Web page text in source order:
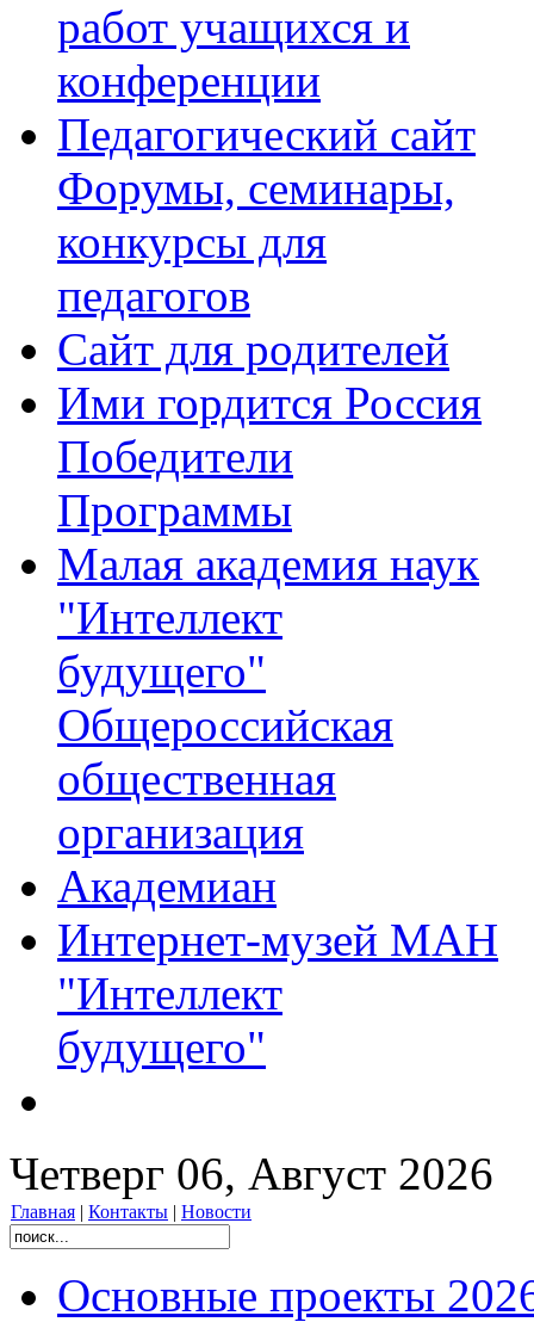
работ учащихся и
конференции
Педагогический сайт
Форумы, семинары,
конкурсы для
педагогов
Сайт для родителей
Ими гордится Россия
Победители
Программы
Малая академия наук
"Интеллект
будущего"
Общероссийская
общественная
организация
Академиан
Интернет-музей МАН
"Интеллект
будущего"
Четверг 06, Август 2026
Главная | Контакты | Новости
Основные проекты